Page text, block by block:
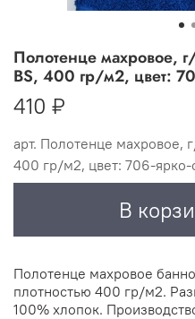
арт. Полотенце махровое,
400 гр/м2, цвет: 706-ярко-
Полотенце махровое,
BS, 400 гр/м2, цвет:
410 ₽
В
Полотенце махровое
плотностью 400 гр/м2.
100% хлопок.